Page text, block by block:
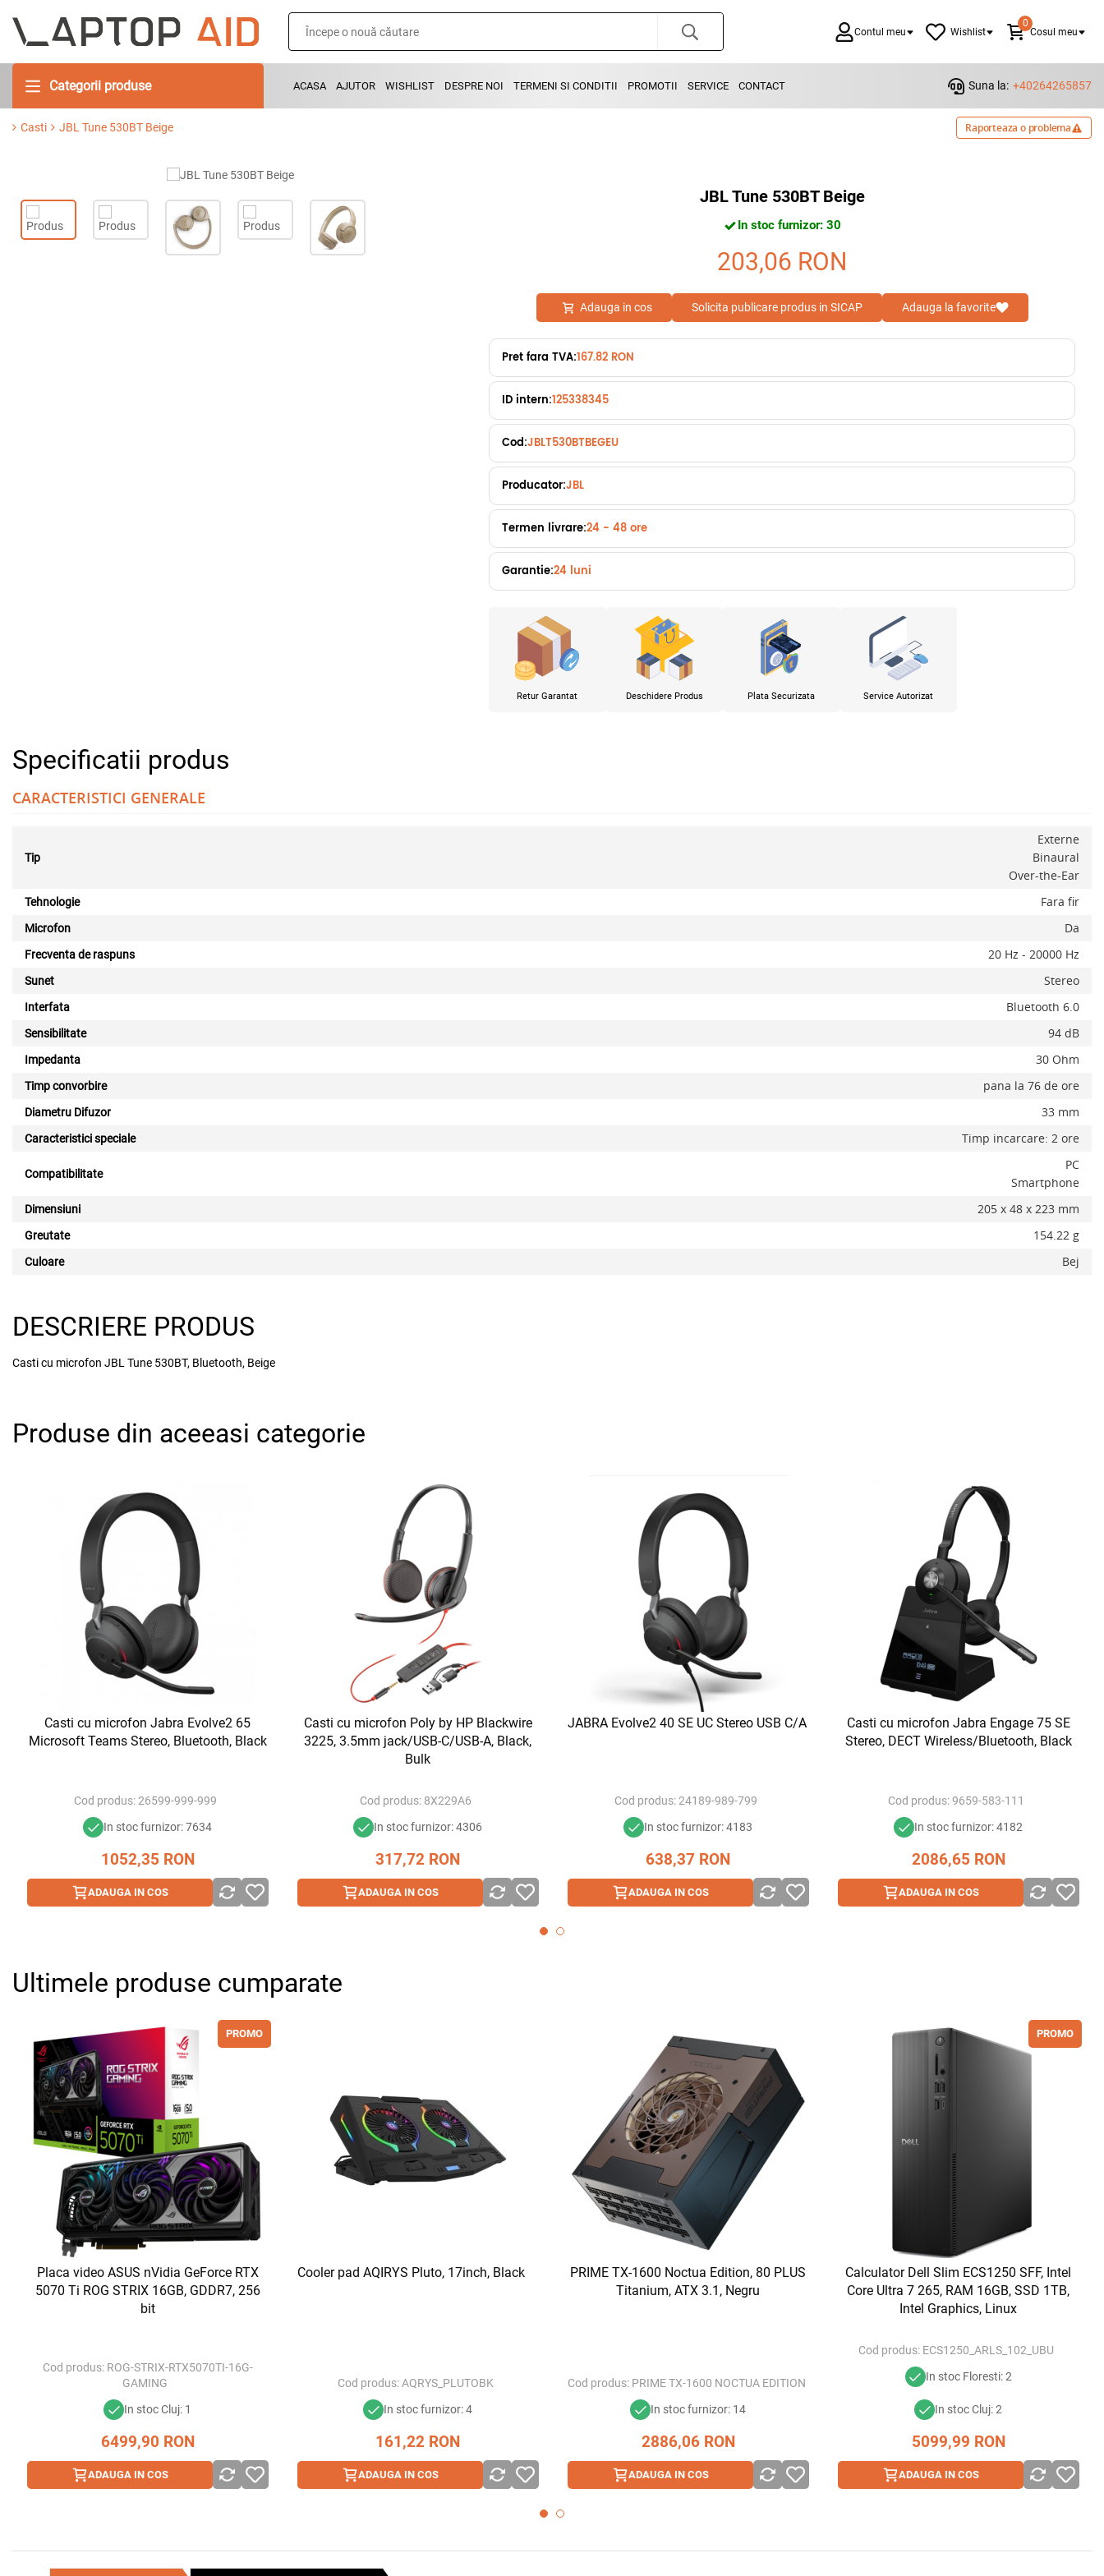
Contul meu Wishlist
0
Cosul meu
Categorii produse ACASA AJUTOR WISHLIST DESPRE NOI TERMENI SI CONDITII PROMOTII SERVICE CONTACT Suna la: +40264265857
Casti JBL Tune 530BT Beige Raporteaza o problema
JBL Tune 530BT Beige
In stoc furnizor: 30
203,06 RON
Adauga in cos Solicita publicare produs in SICAP Adauga la favorite
Pret fara TVA:167.82 RON
ID intern:125338345
Cod:JBLT530BTBEGEU
Producator:JBL
Termen livrare:24 - 48 ore
Garantie:24 luni
Retur Garantat Deschidere Produs Plata Securizata Service Autorizat
Specificatii produs
CARACTERISTICI GENERALE
Tip
Externe
Binaural
Over-the-Ear
Tehnologie Fara fir
Microfon Da
Frecventa de raspuns 20 Hz - 20000 Hz
Sunet Stereo
Interfata Bluetooth 6.0
Sensibilitate 94 dB
Impedanta 30 Ohm
Timp convorbire pana la 76 de ore
Diametru Difuzor 33 mm
Caracteristici speciale Timp incarcare: 2 ore
Compatibilitate
PC
Smartphone
Dimensiuni 205 x 48 x 223 mm
Greutate 154.22 g
Culoare Bej
DESCRIERE PRODUS
Casti cu microfon JBL Tune 530BT, Bluetooth, Beige
Produse din aceeasi categorie
Casti cu microfon Jabra Evolve2 65
Microsoft Teams Stereo, Bluetooth, Black
Cod produs: 26599-999-999
In stoc furnizor: 7634
1052,35 RON
ADAUGA IN COS
Casti cu microfon Poly by HP Blackwire
3225, 3.5mm jack/USB-C/USB-A, Black,
Bulk
Cod produs: 8X229A6
In stoc furnizor: 4306
317,72 RON
ADAUGA IN COS
JABRA Evolve2 40 SE UC Stereo USB C/A
Cod produs: 24189-989-799
In stoc furnizor: 4183
638,37 RON
ADAUGA IN COS
Casti cu microfon Jabra Engage 75 SE
Stereo, DECT Wireless/Bluetooth, Black
Cod produs: 9659-583-111
In stoc furnizor: 4182
2086,65 RON
ADAUGA IN COS
Ultimele produse cumparate
PROMO
Placa video ASUS nVidia GeForce RTX
5070 Ti ROG STRIX 16GB, GDDR7, 256
bit
Cod produs: ROG-STRIX-RTX5070TI-16G-
GAMING
In stoc Cluj: 1
6499,90 RON
ADAUGA IN COS
Cooler pad AQIRYS Pluto, 17inch, Black
Cod produs: AQRYS_PLUTOBK
In stoc furnizor: 4
161,22 RON
ADAUGA IN COS
PRIME TX-1600 Noctua Edition, 80 PLUS
Titanium, ATX 3.1, Negru
Cod produs: PRIME TX-1600 NOCTUA EDITION
In stoc furnizor: 14
2886,06 RON
ADAUGA IN COS
PROMO
Calculator Dell Slim ECS1250 SFF, Intel
Core Ultra 7 265, RAM 16GB, SSD 1TB,
Intel Graphics, Linux
Cod produs: ECS1250_ARLS_102_UBU
In stoc Floresti: 2
In stoc Cluj: 2
5099,99 RON
ADAUGA IN COS
Adauga la favorite ADAUGA IN COS